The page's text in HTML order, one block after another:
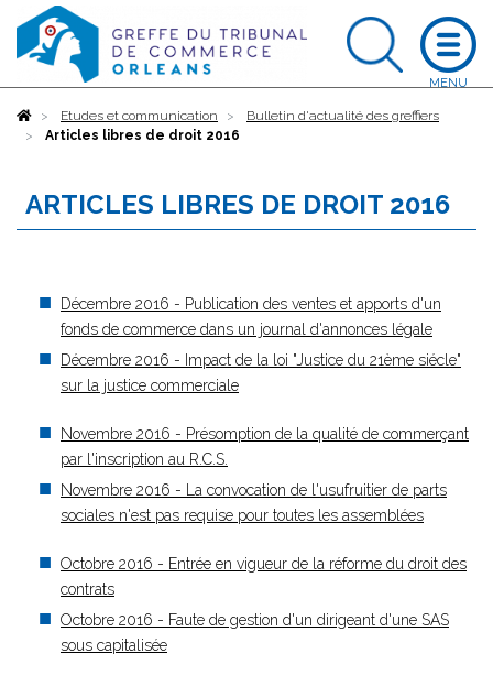
AccueilEtudes et communication
Bulletin d'actualité des greffiers
Articles libres de droit 2016
ARTICLES LIBRES DE DROIT 2016
Décembre 2016 - Publication des ventes et apports d'un
fonds de commerce dans un journal d'annonces légale
Décembre 2016 - Impact de la loi "Justice du 21ème siécle"
sur la justice commerciale
Novembre 2016 - Présomption de la qualité de commerçant
par l'inscription au R.C.S.
Novembre 2016 - La convocation de l'usufruitier de parts
sociales n'est pas requise pour toutes les assemblées
Octobre 2016 - Entrée en vigueur de la réforme du droit des
contrats
Octobre 2016 - Faute de gestion d'un dirigeant d'une SAS
sous capitalisée